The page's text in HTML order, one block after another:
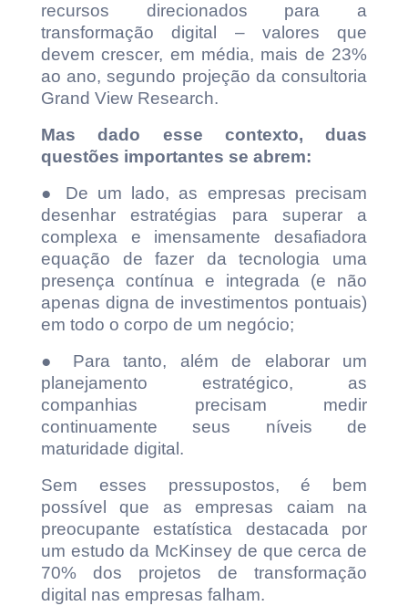
recursos direcionados para a
transformação digital – valores que
devem crescer, em média, mais de 23%
ao ano, segundo projeção da consultoria
Grand View Research.
Mas dado esse contexto, duas
questões importantes se abrem:
● De um lado, as empresas precisam
desenhar estratégias para superar a
complexa e imensamente desafiadora
equação de fazer da tecnologia uma
presença contínua e integrada (e não
apenas digna de investimentos pontuais)
em todo o corpo de um negócio;
● Para tanto, além de elaborar um
planejamento estratégico, as
companhias precisam medir
continuamente seus níveis de
maturidade digital.
Sem esses pressupostos, é bem
possível que as empresas caiam na
preocupante estatística destacada por
um estudo da McKinsey de que cerca de
70% dos projetos de transformação
digital nas empresas falham.